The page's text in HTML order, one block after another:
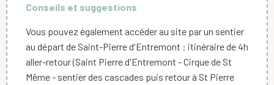
Conseils et suggestions
Vous pouvez également accéder au site par un sentier
au départ de Saint-Pierre d'Entremont : itinéraire de 4h
aller-retour (Saint Pierre d'Entremont - Cirque de St
Même - sentier des cascades puis retour à St Pierre